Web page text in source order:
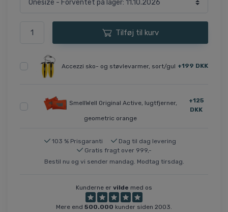
Tilføj til kurv
Accezzi sko- og støvlevarmer, sort/gul +199 DKK
SmellWell Original Active, lugtfjerner,
geometric orange
+125
DKK
103 % Prisgaranti
Dag til dag levering
Gratis fragt over 999,-
Bestil nu og vi sender mandag. Modtag tirsdag.
Kunderne er vilde med os
Mere end 500.000 kunder siden 2003.